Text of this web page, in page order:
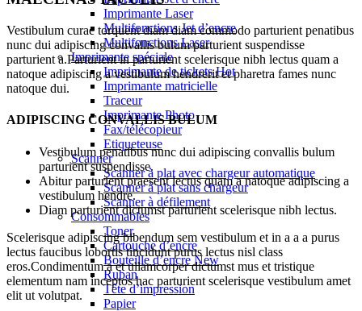
Imprimante Laser
Multifonctions Jet d’encre
Multifonctions Laser
Imprimante spéciale
Imprimante de ticketsHot
Imprimante matricielle
Traceur
Imprimante Photo
Fax/télécopieur
Etiqueteuse
Scanner
Scanner à plat avec chargeur automatique
Scanner à plat sans chargeur
Scanner à défilement
Consommables
Toner
Cartouche d’encre
Bouteille d’encreNew
Ruban
Tête d’impression
Papier
Vestibulum curae torquent diam diam commodo parturient penatibus
nunc dui adipiscing convallis bulum parturient suspendisse
parturient a.Parturient in parturient scelerisque nibh lectus quam a
natoque adipiscing a vestibulum hendrerit et pharetra fames nunc
natoque dui.
ADIPISCING CONVALLIS BULUM
Vestibulum penatibus nunc dui adipiscing convallis bulum
parturient suspendisse.
Abitur parturient praesent lectus quam a natoque adipiscing a
vestibulum hendre.
Diam parturient dictumst parturient scelerisque nibh lectus.
Scelerisque adipiscing bibendum sem vestibulum et in a a a purus
lectus faucibus lobortis tincidunt purus lectus nisl class
eros.Condimentum a et ullamcorper dictumst mus et tristique
elementum nam inceptos hac parturient scelerisque vestibulum amet
elit ut volutpat.